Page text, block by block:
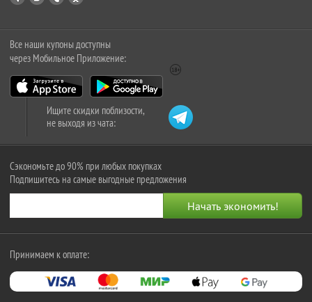
Все наши купоны доступны
через Мобильное Приложение:
Ищите скидки поблизости,
не выходя из чата:
Сэкономьте до 90% при любых покупках
Подпишитесь на самые выгодные предложения
Принимаем к оплате: